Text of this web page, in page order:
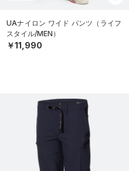
UAナイロン ワイド パンツ（ライフ
スタイル/MEN）
￥11,990